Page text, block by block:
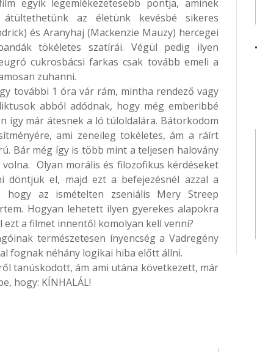
egyik legemlékezetesebb pontja, aminek
az életünk kevésbé sikeres
és Aranyhaj (Mackenzie Mauzy) hercegei
tökéletes szatírái. Végül pedig ilyen
cukrosbácsi farkas csak tovább emeli a
zuhanni.
további 1 óra vár rám, mintha rendező vagy
abból adódnak, hogy még emberibbé
így már átesnek a ló túloldalára. Bátorkodom
ami zeneileg tökéletes, ám a ráírt
Bár még így is több mint a teljesen halovány
Olyan morális és filozofikus kérdéseket
el, majd ezt a befejezésnél azzal a
hogy az ismételten zseniális Mery Streep
Hogyan lehetett ilyen gyerekes alapokra
a filmet innentől komolyan kell venni?
természetesen ínyencség a Vadregény
fognak néhány logikai hiba előtt állni.
tanúskodott, ám ami utána következett, már
hogy: KÍNHALÁL!